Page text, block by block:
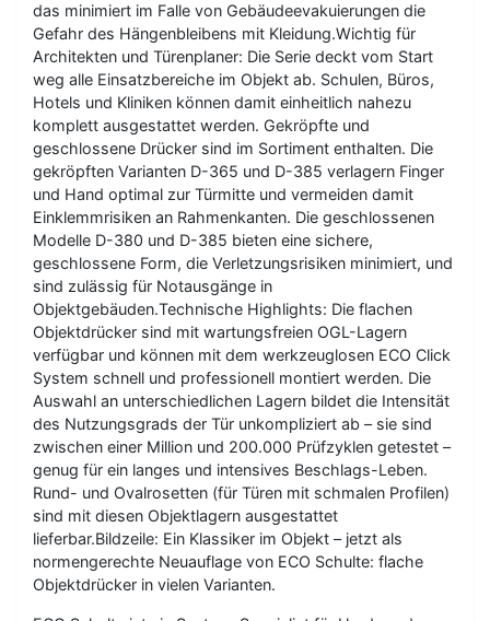
das minimiert im Falle von Gebäudeevakuierungen die
Gefahr des Hängenbleibens mit Kleidung.Wichtig für
Architekten und Türenplaner: Die Serie deckt vom Start
weg alle Einsatzbereiche im Objekt ab. Schulen, Büros,
Hotels und Kliniken können damit einheitlich nahezu
komplett ausgestattet werden. Gekröpfte und
geschlossene Drücker sind im Sortiment enthalten. Die
gekröpften Varianten D-365 und D-385 verlagern Finger
und Hand optimal zur Türmitte und vermeiden damit
Einklemmrisiken an Rahmenkanten. Die geschlossenen
Modelle D-380 und D-385 bieten eine sichere,
geschlossene Form, die Verletzungsrisiken minimiert, und
sind zulässig für Notausgänge in
Objektgebäuden.Technische Highlights: Die flachen
Objektdrücker sind mit wartungsfreien OGL-Lagern
verfügbar und können mit dem werkzeuglosen ECO Click
System schnell und professionell montiert werden. Die
Auswahl an unterschiedlichen Lagern bildet die Intensität
des Nutzungsgrads der Tür unkompliziert ab – sie sind
zwischen einer Million und 200.000 Prüfzyklen getestet –
genug für ein langes und intensives Beschlags-Leben.
Rund- und Ovalrosetten (für Türen mit schmalen Profilen)
sind mit diesen Objektlagern ausgestattet
lieferbar.Bildzeile: Ein Klassiker im Objekt – jetzt als
normengerechte Neuauflage von ECO Schulte: flache
Objektdrücker in vielen Varianten.